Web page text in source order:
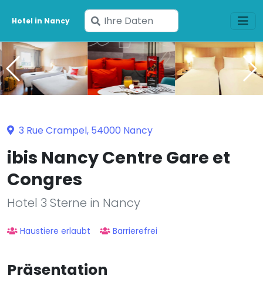
Hotel in Nancy
Geben
Sie
Ihre
Daten
ein
3 Rue Crampel, 54000 Nancy
ibis Nancy Centre Gare et
Congres
Hotel 3 Sterne in Nancy
Haustiere erlaubt Barrierefrei
Präsentation